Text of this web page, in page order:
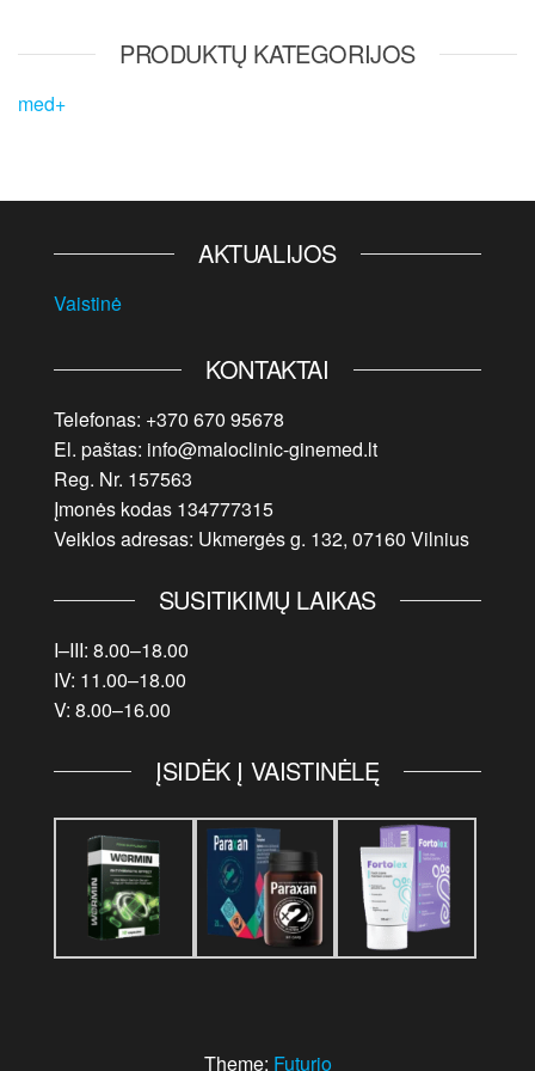
was:
25,00 €.
is:
5,00 €.
PRODUKTŲ KATEGORIJOS
med+
AKTUALIJOS
Vaistinė
KONTAKTAI
Telefonas: +370 670 95678
El. paštas: info@maloclinic-ginemed.lt
Reg. Nr. 157563
Įmonės kodas 134777315
Veiklos adresas: Ukmergės g. 132, 07160 Vilnius
SUSITIKIMŲ LAIKAS
I–III: 8.00–18.00
IV: 11.00–18.00
V: 8.00–16.00
ĮSIDĖK Į VAISTINĖLĘ
Theme: Futurio